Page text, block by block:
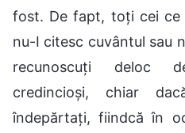
fost. De fapt, toți cei ce
nu-I citesc cuvântul sau
recunoscuți deloc
credincioși, chiar
îndepărtați, fiindcă în